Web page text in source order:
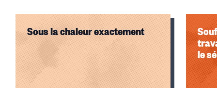
Sous la chaleur exactement
le